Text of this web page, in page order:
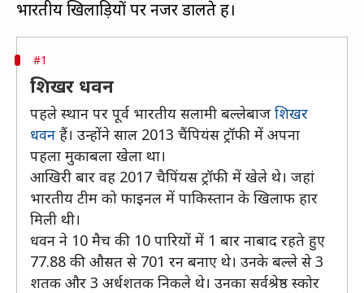
#1
शिखर धवन
पहले स्थान पर पूर्व भारतीय सलामी बल्लेबाज शिखर
धवन हैं। उन्होंने साल 2013 चैंपियंस ट्रॉफी में अपना
पहला मुकाबला खेला था।
आखिरी बार वह 2017 चैपिंयस ट्रॉफी में खेले थे। जहां
भारतीय टीम को फाइनल में पाकिस्तान के खिलाफ हार
मिली थी।
धवन ने 10 मैच की 10 पारियों में 1 बार नाबाद रहते हुए
77.88 की औसत से 701 रन बनाए थे। उनके बल्ले से 3
शतक और 3 अर्धशतक निकले थे। उनका सर्वश्रेष्ठ स्कोर